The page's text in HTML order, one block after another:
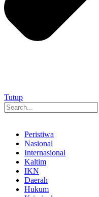
Tutup
Peristiwa
Nasional
Internasional
Kaltim
IKN
Daerah
Hukum